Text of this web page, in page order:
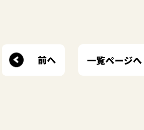
前へ 一覧ページへ